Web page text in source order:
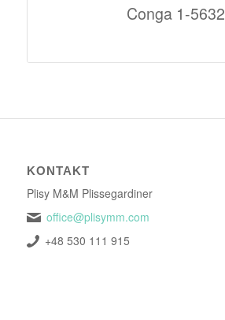
Conga 1-5632
KONTAKT
Plisy M&M Plissegardiner
office@plisymm.com
+48 530 111 915